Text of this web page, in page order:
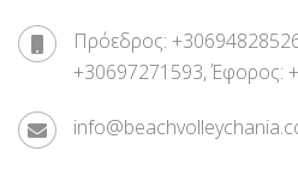
Πρόεδρος:
+30697271593, Έφορος: